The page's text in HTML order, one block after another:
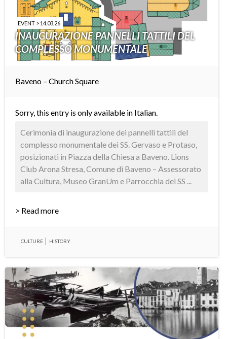
EVENT > 14.03.26
INAUGURAZIONE PANNELLI TATTILI DEL
COMPLESSO MONUMENTALE
Baveno – Church Square
Sorry, this entry is only available in Italian.
Cerimonia di inaugurazione dei pannelli tattili del
complesso monumentale dei SS. Gervaso e Protaso,
posizionati in Piazza della Chiesa a Baveno. Lions
Club Arona Stresa, Comune di Baveno – Assessorato
alla Cultura, Museo GranUm e Parrocchia dei SS ...
> Read more
CULTURE HISTORY